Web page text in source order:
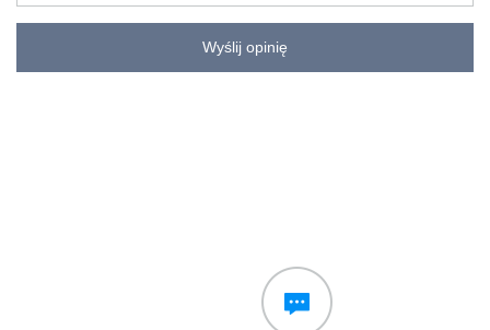
Wyślij opinię